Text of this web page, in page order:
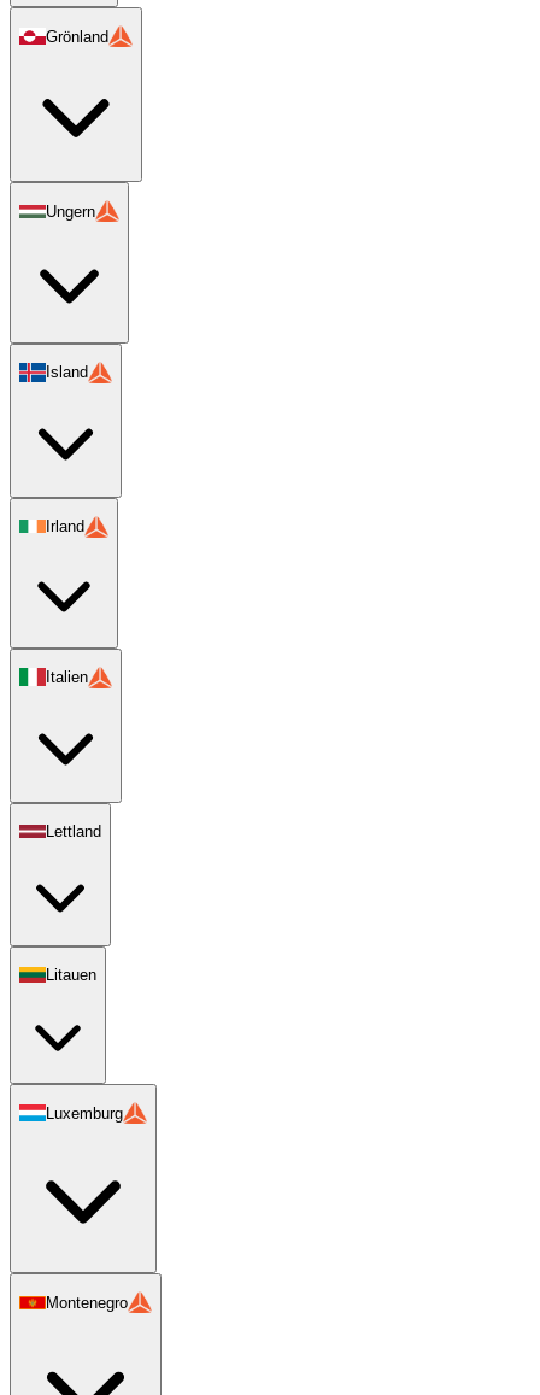
Grönland
Ungern
Island
Irland
Italien
Lettland
Litauen
Luxemburg
Montenegro